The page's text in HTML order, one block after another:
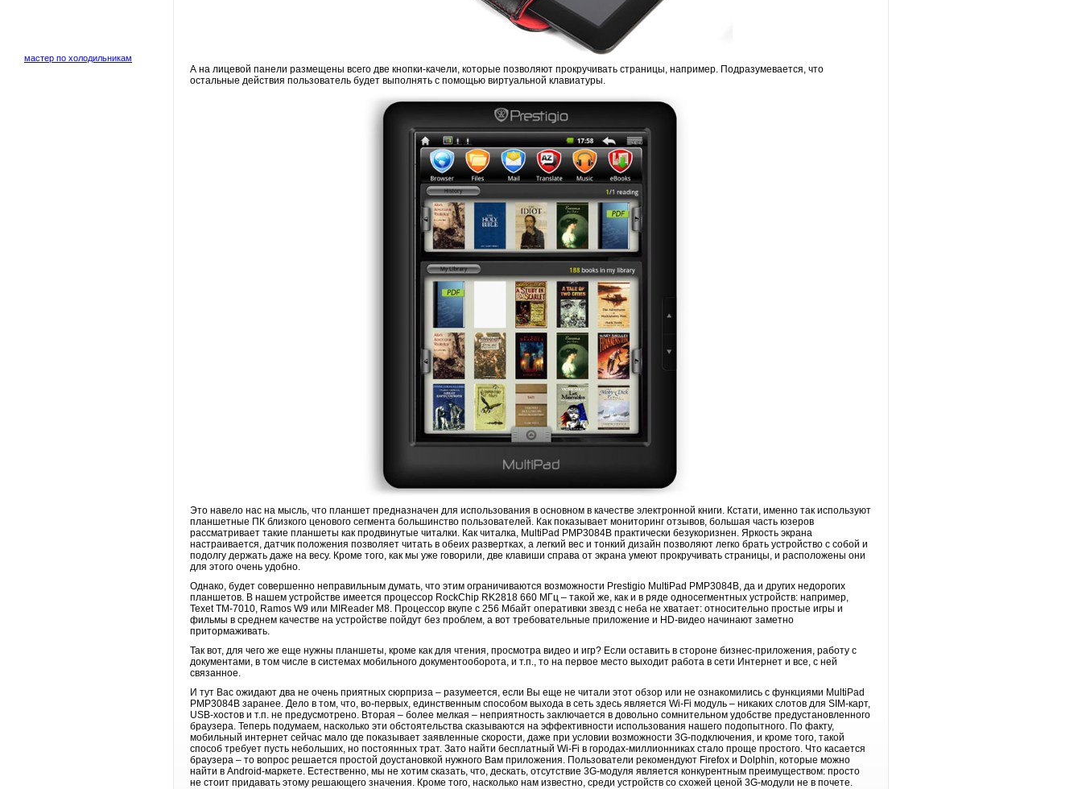
мастер по холодильникам
А на лицевой панели размещены всего две кнопки-качели, которые позволяют прокручивать страницы, например. Подразумевается, что
остальные действия пользователь будет выполнять с помощью виртуальной клавиатуры.
Это навело нас на мысль, что планшет предназначен для использования в основном в качестве электронной книги. Кстати, именно так используют
планшетные ПК близкого ценового сегмента большинство пользователей. Как показывает мониторинг отзывов, большая часть юзеров
рассматривает такие планшеты как продвинутые читалки. Как читалка, MultiPad PMP3084B практически безукоризнен. Яркость экрана
настраивается, датчик положения позволяет читать в обеих развертках, а легкий вес и тонкий дизайн позволяют легко брать устройство с собой и
подолгу держать даже на весу. Кроме того, как мы уже говорили, две клавиши справа от экрана умеют прокручивать страницы, и расположены они
для этого очень удобно.
Однако, будет совершенно неправильным думать, что этим ограничиваются возможности Prestigio MultiPad PMP3084B, да и других недорогих
планшетов. В нашем устройстве имеется процессор RockChip RK2818 660 МГц – такой же, как и в ряде односегментных устройств: например,
Texet TM-7010, Ramos W9 или MIReader M8. Процессор вкупе с 256 Мбайт оперативки звезд с неба не хватает: относительно простые игры и
фильмы в среднем качестве на устройстве пойдут без проблем, а вот требовательные приложение и HD-видео начинают заметно
притормаживать.
Так вот, для чего же еще нужны планшеты, кроме как для чтения, просмотра видео и игр? Если оставить в стороне бизнес-приложения, работу с
документами, в том числе в системах мобильного документооборота, и т.п., то на первое место выходит работа в сети Интернет и все, с ней
связанное.
И тут Вас ожидают два не очень приятных сюрприза – разумеется, если Вы еще не читали этот обзор или не ознакомились с функциями MultiPad
PMP3084B заранее. Дело в том, что, во-первых, единственным способом выхода в сеть здесь является Wi-Fi модуль – никаких слотов для SIM-карт,
USB-хостов и т.п. не предусмотрено. Вторая – более мелкая – неприятность заключается в довольно сомнительном удобстве предустановленного
браузера. Теперь подумаем, насколько эти обстоятельства сказываются на эффективности использования нашего подопытного. По факту,
мобильный интернет сейчас мало где показывает заявленные скорости, даже при условии возможности 3G-подключения, и кроме того, такой
способ требует пусть небольших, но постоянных трат. Зато найти бесплатный Wi-Fi в городах-миллионниках стало проще простого. Что касается
браузера – то вопрос решается простой доустановкой нужного Вам приложения. Пользователи рекомендуют Firefox и Dolphin, которые можно
найти в Android-маркете. Естественно, мы не хотим сказать, что, дескать, отсутствие 3G-модуля является конкурентным преимуществом: просто
не стоит придавать этому решающего значения. Кроме того, насколько нам известно, среди устройств со схожей ценой 3G-модули не в почете.